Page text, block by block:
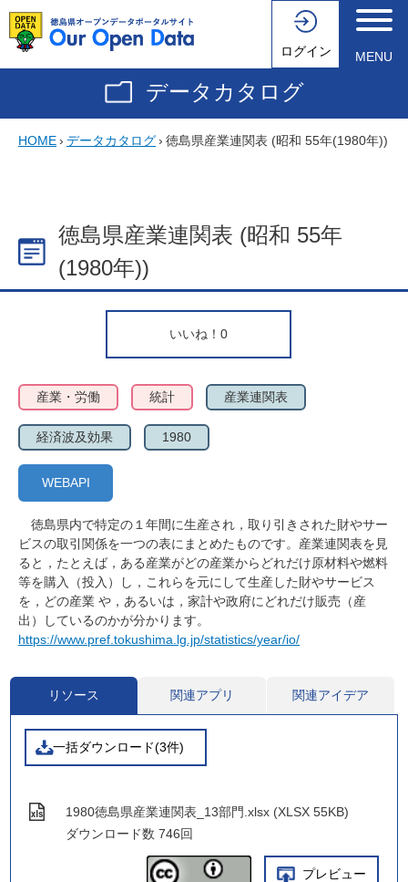
ログイン MENU
データカタログ
HOME› データカタログ› 徳島県産業連関表 (昭和 55年(1980年))
徳島県産業連関表 (昭和 55年
(1980年))
いいね！ 0
産業・労働 統計 産業連関表
経済波及効果 1980
WEBAPI
徳島県内で特定の１年間に生産され，取り引きされた財やサー
ビスの取引関係を一つの表にまとめたものです。産業連関表を見
ると，たとえば，ある産業がどの産業からどれだけ原材料や燃料
等を購入（投入）し，これらを元にして生産した財やサービス
を，どの産業 や，あるいは，家計や政府にどれだけ販売（産
出）しているのかが分かります。
https://www.pref.tokushima.lg.jp/statistics/year/io/
リソース 関連アプリ 関連アイデア
一括ダウンロード(3件)
1980徳島県産業連関表_13部門.xlsx (XLSX 55KB)
ダウンロード数 746回
プレビュー